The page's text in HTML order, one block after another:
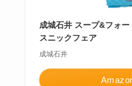
成城石井 スープ&フォ
スニックフェア
成城石井